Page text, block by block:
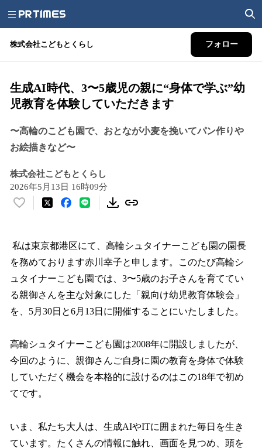
株式会社こどもとくらし フォロー
生成AI時代、3〜5歳児の親に“身体で学ぶ”幼
児教育を体験していただきます
〜高輪のこども園で、おとなが小麦を挽いてパン作りや
お絵描きなど〜
株式会社こどもとくらし
2026年5月13日 16時09分
い
！
数
を
読
み
み
で
す
私は東京都港区にて、高輪シュタイナーこども園の園長
を務めております赤川幸子と申します。このたび高輪シ
ュタイナーこども園では、3〜5歳のお子さんを育ててい
る親御さんを主な対象にした「親向け幼児教育体験会」
を、5月30日と6月13日に開催することにいたしました。
高輪シュタイナーこども園は2008年に開設しましたが、
今回のように、親御さんご自身に園の教育を身体で体験
していただく機会を本格的に設けるのはこの18年で初め
てです。
いま、私たち大人は、生成AIやITに囲まれた毎日を生き
ています。たくさんの情報に触れ、画面を見つめ、頭を